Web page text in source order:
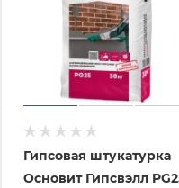
Гипсовая штукатурка
Основит Гипсвэлл